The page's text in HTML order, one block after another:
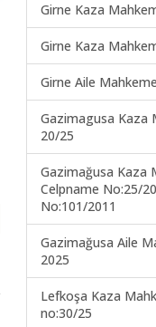
Girne Kaza
Girne Kaza
Girne Aile
Gazimagusa Kaza
20/25
Gazimağusa Kaza
Celpname No:25/
No:101/2011
Gazimağusa Aile
2025
Lefkoşa Kaza
no:30/25